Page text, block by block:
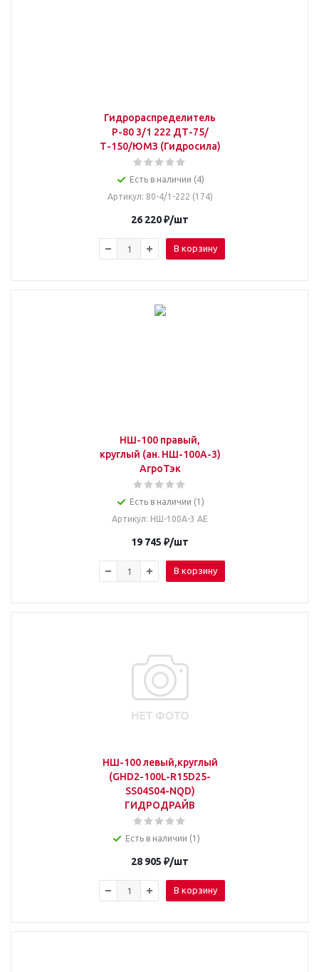
Гидрораспределитель
Р-80 3/1 222 ДТ-75/
Т-150/ЮМЗ (Гидросила)
Есть в наличии (4)
Артикул: 80-4/1-222 (174)
26 220₽/шт
В корзину
НШ-100 правый,
круглый (ан. НШ-100А-3)
АгроТэк
Есть в наличии (1)
Артикул: НШ-100А-3 AE
19 745 ₽/шт
В корзину
НШ-100 левый,круглый
(GHD2-100L-R15D25-
SS04S04-NQD)
ГИДРОДРАЙВ
Есть в наличии (1)
28 905 ₽/шт
В корзину